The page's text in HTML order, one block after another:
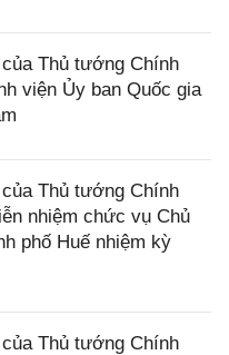
Thủ tướng Chính
viện Ủy ban Quốc gia
Thủ tướng Chính
nhiệm chức vụ Chủ
phố Huế nhiệm kỳ
Thủ tướng Chính